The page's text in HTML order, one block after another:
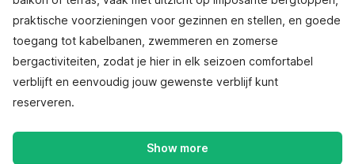
praktische voorzieningen voor gezinnen en stellen, en goede
toegang tot kabelbanen, zwemmeren en zomerse
bergactiviteiten, zodat je hier in elk seizoen comfortabel
verblijft en eenvoudig jouw gewenste verblijf kunt
reserveren.
Show more